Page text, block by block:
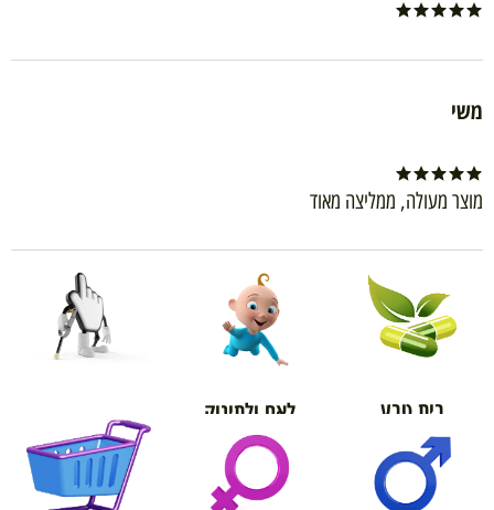
משי
מוצר מעולה, ממליצה מאוד
בית טבע לאם ולתינוק
אורטופדיה